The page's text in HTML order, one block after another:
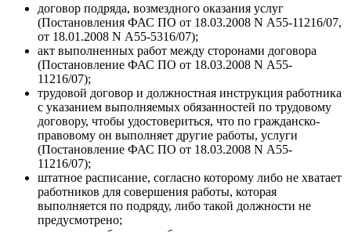
договор подряда, возмездного оказания услуг
(Постановления ФАС ПО от 18.03.2008 N А55-11216/07,
от 18.01.2008 N А55-5316/07);
акт выполненных работ между сторонами договора
(Постановление ФАС ПО от 18.03.2008 N А55-
11216/07);
трудовой договор и должностная инструкция работника
с указанием выполняемых обязанностей по трудовому
договору, чтобы удостовериться, что по гражданско-
правовому он выполняет другие работы, услуги
(Постановление ФАС ПО от 18.03.2008 N А55-
11216/07);
штатное расписание, согласно которому либо не хватает
работников для совершения работы, которая
выполняется по подряду, либо такой должности не
предусмотрено;